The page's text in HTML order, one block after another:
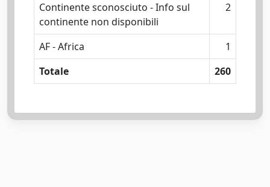
Continente sconosciuto - Info sul
continente non disponibili
2
AF - Africa
1
Totale
260